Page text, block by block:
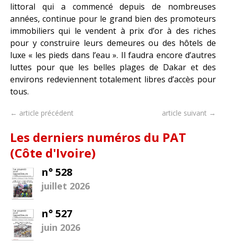
littoral qui a commencé depuis de nombreuses
années, continue pour le grand bien des promoteurs
immobiliers qui le vendent à prix d’or à des riches
pour y construire leurs demeures ou des hôtels de
luxe « les pieds dans l’eau ». Il faudra encore d’autres
luttes pour que les belles plages de Dakar et des
environs redeviennent totalement libres d’accès pour
tous.
← article précédent article suivant →
Les derniers numéros du PAT
(Côte d'Ivoire)
n° 528
juillet 2026
n° 527
juin 2026